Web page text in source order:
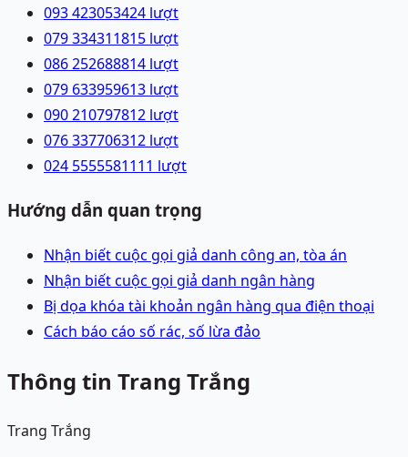
093 423053424 lượt
079 334311815 lượt
086 252688814 lượt
079 633959613 lượt
090 210797812 lượt
076 337706312 lượt
024 5555581111 lượt
Hướng dẫn quan trọng
Nhận biết cuộc gọi giả danh công an, tòa án
Nhận biết cuộc gọi giả danh ngân hàng
Bị dọa khóa tài khoản ngân hàng qua điện thoại
Cách báo cáo số rác, số lừa đảo
Thông tin Trang Trắng
Trang Trắng